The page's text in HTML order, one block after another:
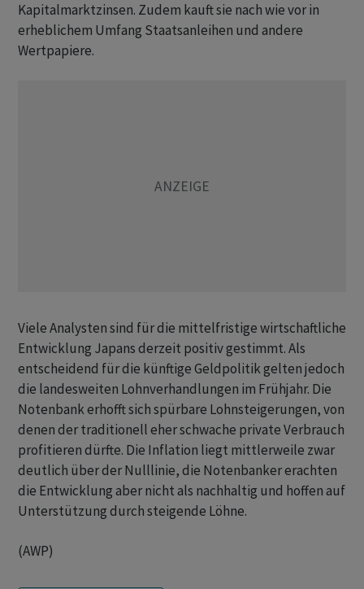
Kapitalmarktzinsen. Zudem kauft sie nach wie vor in
erheblichem Umfang Staatsanleihen und andere
Wertpapiere.
Viele Analysten sind für die mittelfristige wirtschaftliche
Entwicklung Japans derzeit positiv gestimmt. Als
entscheidend für die künftige Geldpolitik gelten jedoch
die landesweiten Lohnverhandlungen im Frühjahr. Die
Notenbank erhofft sich spürbare Lohnsteigerungen, von
denen der traditionell eher schwache private Verbrauch
profitieren dürfte. Die Inflation liegt mittlerweile zwar
deutlich über der Nulllinie, die Notenbanker erachten
die Entwicklung aber nicht als nachhaltig und hoffen auf
Unterstützung durch steigende Löhne.
(AWP)